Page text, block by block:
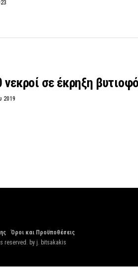
νεκροί σε έκρηξη
2019
Όροι και Προϋποθέσεις
reserved. by j. bitsakakis